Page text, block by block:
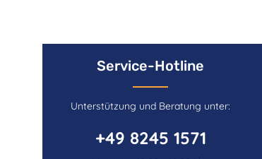
Service-Hotline
Unterstützung und Beratung unter:
+49 8245 1571